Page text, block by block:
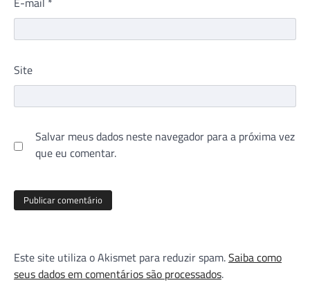
Site
Salvar meus dados neste navegador para a próxima vez
que eu comentar.
Este site utiliza o Akismet para reduzir spam.Saiba como
seus dados em comentários são processados.